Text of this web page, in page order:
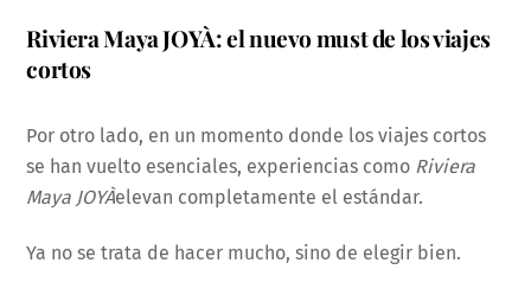
Riviera Maya JOYÀ: el nuevo must de los viajes
cortos
Por otro lado, en un momento donde los viajes cortos
se han vuelto esenciales, experiencias como Riviera
Maya JOYÀelevan completamente el estándar.
Ya no se trata de hacer mucho, sino de elegir bien.